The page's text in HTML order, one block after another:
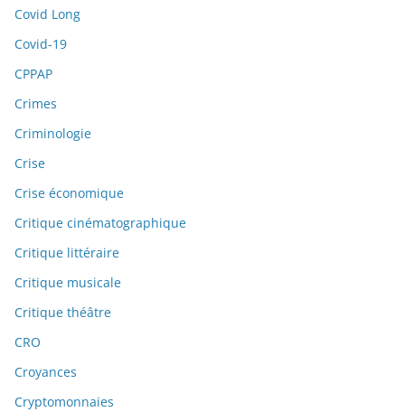
Covid Long
Covid-19
CPPAP
Crimes
Criminologie
Crise
Crise économique
Critique cinématographique
Critique littéraire
Critique musicale
Critique théâtre
CRO
Croyances
Cryptomonnaies